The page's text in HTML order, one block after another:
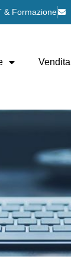
& Formazione
Vendita